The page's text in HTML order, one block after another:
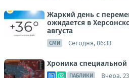
Жаркий день с
ожидается в
августа
СМИ Сегодня, 06:33
Хроника
ПАБЛИКИ Вчера,